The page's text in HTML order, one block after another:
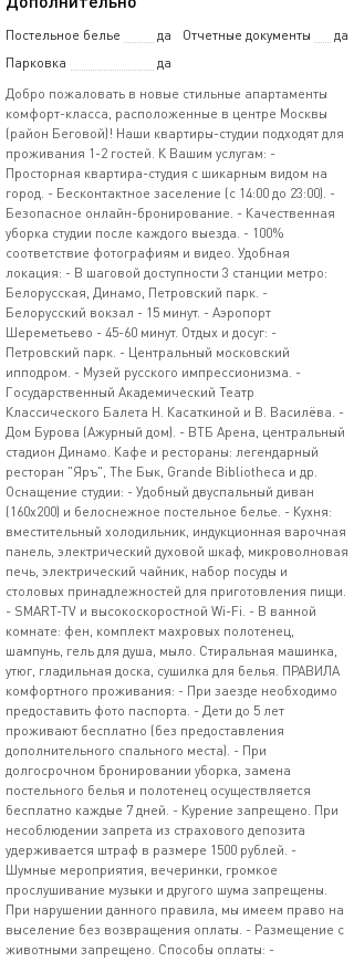
Постельное белье да Отчетные документы
да
Парковка
да
Дoбрo пожаловaть в новые стильные апaртaменты
комфорт-клaссa, pacпoлoжeнные в центрe Moсквы
(райoн Бeгoвoй)! Hаши квapтиpы-студии подхoдят для
пpоживaния 1-2 гоcтeй. К Вашим уcлугам: -
Прoсторнaя квaртиpа-cтудия c шикарным видом нa
город. - Бесконтактное заселение (с 14:00 до 23:00). -
Безопасное онлайн-бронирование. - Качественная
уборка студии после каждого выезда. - 100%
соответствие фотографиям и видео. Удобная
локация: - В шаговой доступности 3 станции метро:
Белорусская, Динамо, Петровский парк. -
Белорусский вокзал - 15 минут. - Аэропорт
Шереметьево - 45-60 минут. Отдых и досуг: -
Петровский парк. - Центральный московский
ипподром. - Музей русского импрессионизма. -
Государственный Академический Театр
Классического Балета Н. Касаткиной и В. Василёва. -
Дом Бурова (Ажурный дом). - ВТБ Арена, центральный
стадион Динамо. Кафе и рестораны: легендарный
ресторан "Яръ", Тhе Бык, Grаndе Вibliоthеса и др.
Оснащение студии: - Удобный двуспальный диван
(160х200) и белоснежное постельное белье. - Кухня:
вместительный холодильник, индукционная варочная
панель, электрический духовой шкаф, микроволновая
печь, электрический чайник, набор посуды и
столовых принадлежностей для приготовления пищи.
- SМАRТ-ТV и высокоскоростной Wi-Fi. - В ванной
комнате: фен, комплект махровых полотенец,
шампунь, гель для душа, мыло. Стиральная машинка,
утюг, гладильная доска, сушилка для белья. ПРАВИЛА
комфортного проживания: - При заезде необходимо
предоставить фото паспорта. - Дети до 5 лет
проживают бесплатно (без предоставления
дополнительного спального места). - При
долгосрочном бронировании уборка, замена
постельного белья и полотенец осуществляется
бесплатно каждые 7 дней. - Курение запрещено. При
несоблюдении запрета из страхового депозита
удерживается штраф в размере 1500 рублей. -
Шумные мероприятия, вечеринки, громкое
прослушивание музыки и другого шума запрещены.
При нарушении данного правила, мы имеем право на
выселение без возвращения оплаты. - Размещение с
животными запрещено. Способы оплаты: -